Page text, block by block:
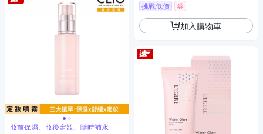
妝前保濕、妝後定妝、隨時補水
挑戰低價 券
加入購物車